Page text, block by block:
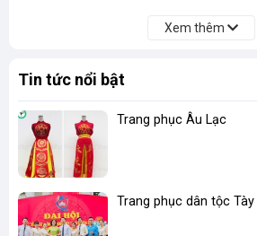
Xem thêm
Tin tức nổi bật
Trang phục Âu Lạc
Trang phục dân tộc Tày